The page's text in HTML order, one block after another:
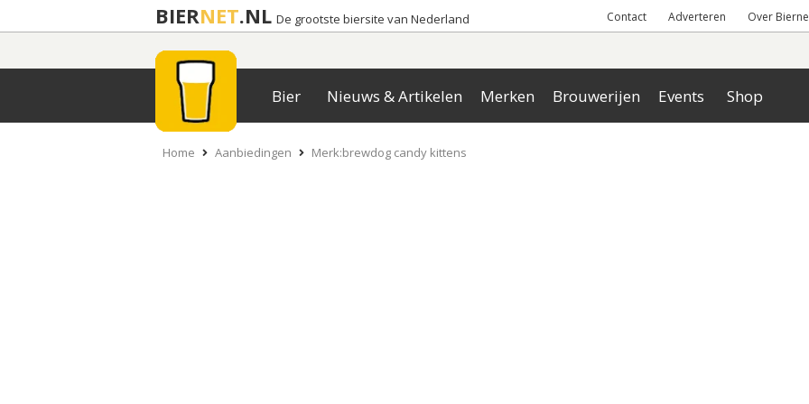
BIERNET.NL De grootste biersite van Nederland Contact Adverteren Over
Bier Nieuws & Artikelen Merken Brouwerijen Events Shop
Home Aanbiedingen Merk:brewdog candy kittens